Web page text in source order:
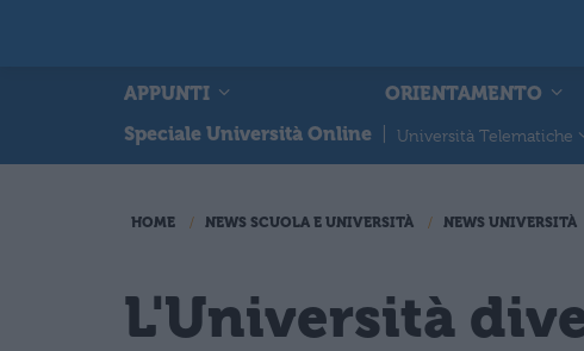
APPUNTI ORIENTAMENTO
Speciale Università Online
Università Telematiche
HOME NEWS SCUOLA E UNIVERSITÀ NEWS UNIVERSITÀ
L'Università